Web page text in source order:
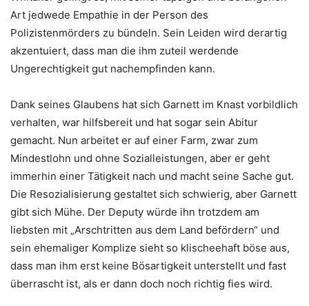
Art jedwede Empathie in der Person des
Polizistenmörders zu bündeln. Sein Leiden wird derartig
akzentuiert, dass man die ihm zuteil werdende
Ungerechtigkeit gut nachempfinden kann.
Dank seines Glaubens hat sich Garnett im Knast vorbildlich
verhalten, war hilfsbereit und hat sogar sein Abitur
gemacht. Nun arbeitet er auf einer Farm, zwar zum
Mindestlohn und ohne Sozialleistungen, aber er geht
immerhin einer Tätigkeit nach und macht seine Sache gut.
Die Resozialisierung gestaltet sich schwierig, aber Garnett
gibt sich Mühe. Der Deputy würde ihn trotzdem am
liebsten mit „Arschtritten aus dem Land befördern“ und
sein ehemaliger Komplize sieht so klischeehaft böse aus,
dass man ihm erst keine Bösartigkeit unterstellt und fast
überrascht ist, als er dann doch noch richtig fies wird.